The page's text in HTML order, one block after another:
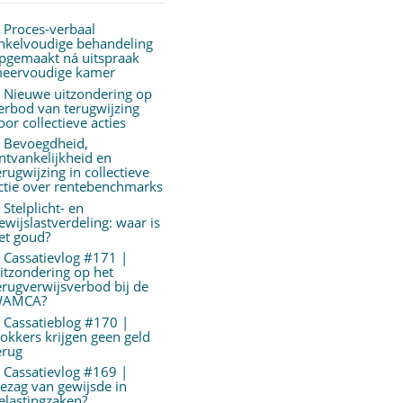
Proces-verbaal
behandeling
ná uitspraak
kamer
Nieuwe uitzondering op
van terugwijzing
collectieve acties
Bevoegdheid,
en
in collectieve
over rentebenchmarks
Stelplicht- en
waar is
goud?
Cassatievlog #171 |
op het
bij de
Cassatieblog #170 |
krijgen geen geld
Cassatievlog #169 |
van gewijsde in